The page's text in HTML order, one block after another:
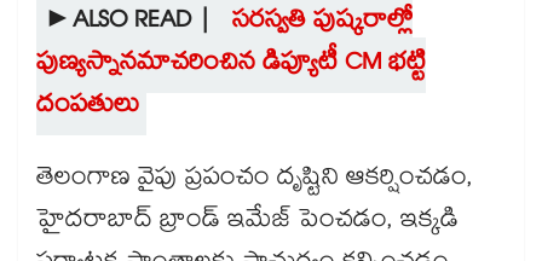
►ALSO READ | సరస్వతి పుష్కరాల్లో
పుణ్యస్నానమాచరించిన డిప్యూటీ CM భట్టి
దంపతులు
తెలంగాణ వైపు ప్రపంచం దృష్టిని ఆకర్షించడం,
హైదరాబాద్ ​బ్రాండ్ ఇమేజ్ పెంచడం, ఇక్కడి